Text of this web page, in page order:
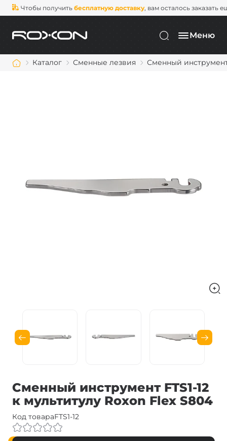
Чтобы получить бесплатную доставку, вам осталось заказать
Меню
Каталог Сменные лезвия Сменный инструмент
Сменный инструмент FTS1-12
к мультитулу Roxon Flex S804
Код товараFTS1-12